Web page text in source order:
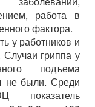
работа в
фактора.
у работников и
Случаи гриппа у
подъема
не были. Среди
показатель